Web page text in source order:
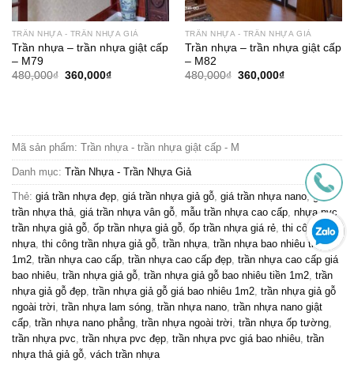
TRẦN NHỰA - TRẦN NHỰA GIẢ
Trần nhựa – trần nhựa giật cấp
– M79
480,000₫ Giá
360,000₫Giá
TRẦN NHỰA - TRẦN NHỰA GIẢ
Trần nhựa – trần nhựa giật cấp
– M82
480,000₫ Giá
360,000₫Giá
Mã sản phẩm: Trần nhựa - trần nhựa giật cấp - M
Danh mục: Trần Nhựa - Trần Nhựa Giả
Thẻ: giá trần nhựa đẹp, giá trần nhựa giả gỗ, giá trần nhựa nano,giá
trần nhựa thả, giá trần nhựa vân gỗ, mẫu trần nhựa cao cấp, nhựa pvc
trần nhựa giả gỗ, ốp trần nhựa giả gỗ, ốp trần nhựa giá rẻ, thi công trần
nhựa, thi công trần nhựa giả gỗ, trần nhựa, trần nhựa bao nhiêu tiền
1m2, trần nhựa cao cấp, trần nhựa cao cấp đẹp, trần nhựa cao cấp giá
bao nhiêu, trần nhựa giả gỗ, trần nhựa giả gỗ bao nhiêu tiền 1m2, trần
nhựa giả gỗ đẹp, trần nhựa giả gỗ giá bao nhiêu 1m2, trần nhựa giả gỗ
ngoài trời, trần nhựa lam sóng, trần nhựa nano, trần nhựa nano giật
cấp, trần nhựa nano phẳng, trần nhựa ngoài trời, trần nhựa ốp tường,
trần nhựa pvc, trần nhựa pvc đẹp, trần nhựa pvc giá bao nhiêu, trần
nhựa thả giả gỗ, vách trần nhựa